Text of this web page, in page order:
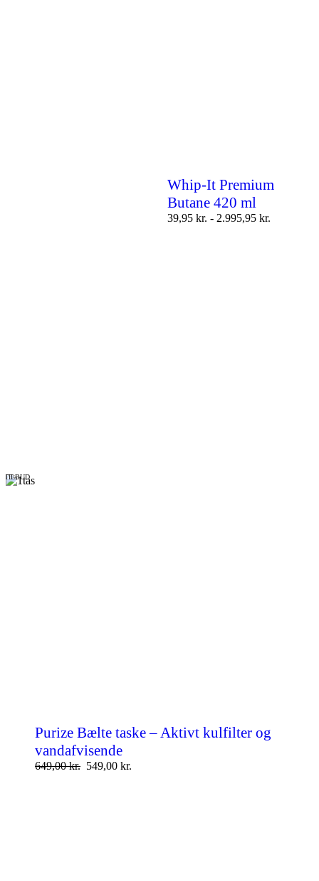
Whip-It Premium
Butane 420 ml
39,95 kr. - 2.995,95 kr.
TILBUD
Purize Bælte taske – Aktivt kulfilter og
vandafvisende
649,00kr. 549,00 kr.